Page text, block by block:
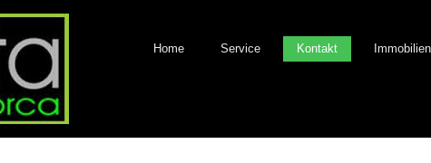
Home Service Kontakt Immobilien